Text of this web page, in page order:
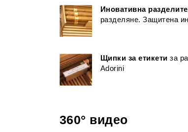
Иновативна
разделяне. Защитена
Щипки за етикети за
Adorini
360° видео